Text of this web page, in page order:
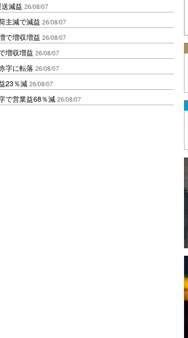
減益 26/08/07
主減で減益 26/08/07
で増収増益 26/08/07
増収増益 26/08/07
字に転落 26/08/07
23％減 26/08/07
で営業益68％減 26/08/07